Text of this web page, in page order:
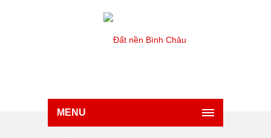
MENU